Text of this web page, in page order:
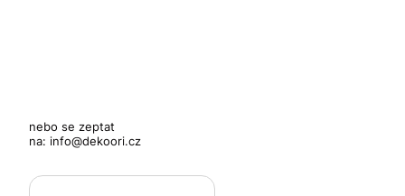
nebo se zeptat
na: info@dekoori.cz